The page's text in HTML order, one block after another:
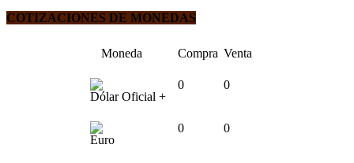
COTIZACIONES DE MONEDAS
Moneda Compra Venta
Dólar Oficial +
0 0
Euro
0 0